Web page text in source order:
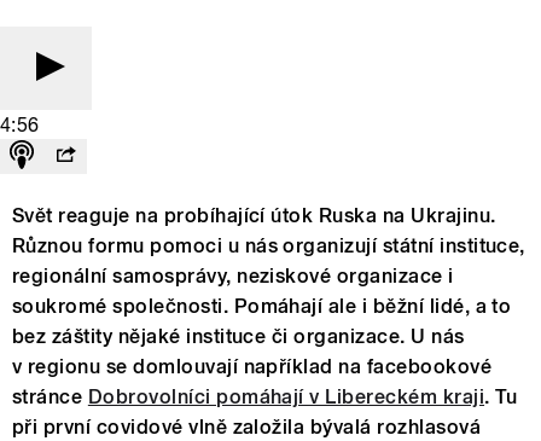
4:56
Svět reaguje na probíhající útok Ruska na Ukrajinu.
Různou formu pomoci u nás organizují státní instituce,
regionální samosprávy, neziskové organizace i
soukromé společnosti. Pomáhají ale i běžní lidé, a to
bez záštity nějaké instituce či organizace. U nás
v regionu se domlouvají například na facebookové
stránce Dobrovolníci pomáhají v Libereckém kraji. Tu
při první covidové vlně založila bývalá rozhlasová